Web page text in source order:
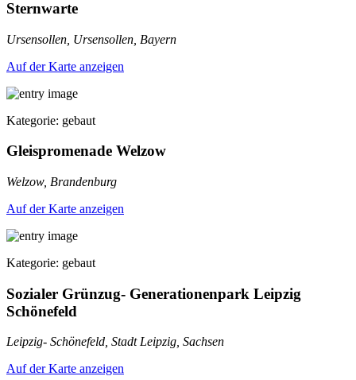
Sternwarte
Ursensollen, Ursensollen, Bayern
Auf der Karte anzeigen
Kategorie: gebaut
Gleispromenade Welzow
Welzow, Brandenburg
Auf der Karte anzeigen
Kategorie: gebaut
Sozialer Grünzug- Generationenpark Leipzig
Schönefeld
Leipzig- Schönefeld, Stadt Leipzig, Sachsen
Auf der Karte anzeigen